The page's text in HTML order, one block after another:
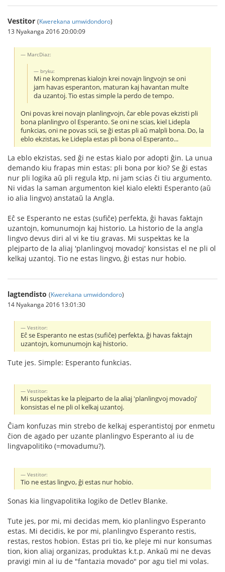
Vestitor (Kwerekana umwidondoro)
13 Nyakanga 2016 20:00:09
MarcDiaz:
bryku:
Mi ne komprenas kialojn krei novajn lingvojn se oni
jam havas esperanton, maturan kaj havantan multe
da uzantoj. Tio estas simple la perdo de tempo.
Oni povas krei novajn planlingvojn, ĉar eble povas ekzisti pli
bona planlingvo ol Esperanto. Se oni ne scias, kiel Lidepla
funkcias, oni ne povas scii, se ĝi estas pli aŭ malpli bona. Do, la
eblo ekzistas, ke Lidepla estas pli bona ol Esperanto...
La eblo ekzistas, sed ĝi ne estas kialo por adopti ĝin. La unua
demando kiu frapas min estas: pli bona por kio? Se ĝi estas
nur pli logika aŭ pli regula ktp, ni jam scias ĉi tiu argumento.
Ni vidas la saman argumenton kiel kialo elekti Esperanto (aŭ
io alia lingvo) anstataŭ la Angla.
Eĉ se Esperanto ne estas (sufiĉe) perfekta, ĝi havas faktajn
uzantojn, komunumojn kaj historio. La historio de la angla
lingvo devus diri al vi ke tiu gravas. Mi suspektas ke la
plejparto de la aliaj 'planlingvoj movadoj' konsistas el ne pli ol
kelkaj uzantoj. Tio ne estas lingvo, ĝi estas nur hobio.
lagtendisto (Kwerekana umwidondoro)
14 Nyakanga 2016 13:01:30
Vestitor:
Eĉ se Esperanto ne estas (sufiĉe) perfekta, ĝi havas faktajn
uzantojn, komunumojn kaj historio.
Tute jes. Simple: Esperanto funkcias.
Vestitor:
Mi suspektas ke la plejparto de la aliaj 'planlingvoj movadoj'
konsistas el ne pli ol kelkaj uzantoj.
Ĉiam konfuzas min strebo de kelkaj esperantistoj por enmetu
ĉion de agado per uzante planlingvo Esperanto al iu de
lingvapolitiko (=movadumu?).
Vestitor:
Tio ne estas lingvo, ĝi estas nur hobio.
Sonas kia lingvapolitika logiko de Detlev Blanke.
Tute jes, por mi, mi decidas mem, kio planlingvo Esperanto
estas. Mi decidis, ke por mi, planlingvo Esperanto restis,
restas, restos hobion. Estas pri tio, ke pleje mi nur konsumas
tion, kion aliaj organizas, produktas k.t.p. Ankaŭ mi ne devas
pravigi min al iu de "fantazia movado" por agu tiel mi volas.